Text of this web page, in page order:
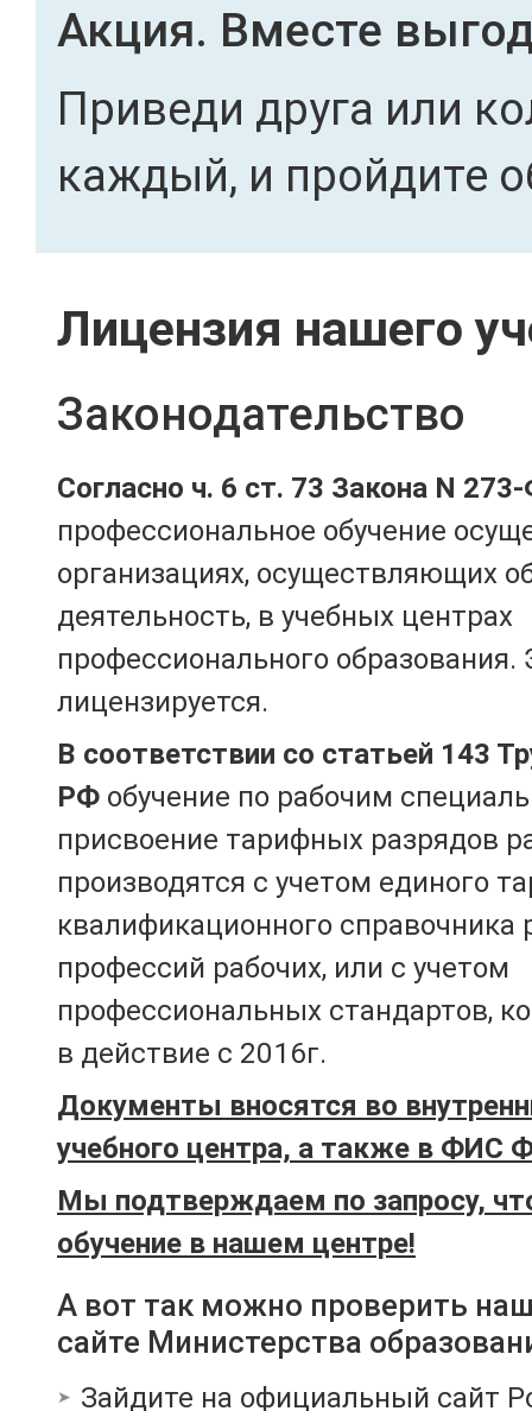
Акция. Вместе
Приведи друга или
каждый, и пройдите
Лицензия нашего
Законодательство
Согласно ч. 6 ст. 73 Закона N
профессиональное обучение
организациях, осуществляющих
деятельность, в учебных центрах
профессионального образования.
лицензируется.
В соответствии со статьей 143
РФ обучение по рабочим
присвоение тарифных разрядов
производятся с учетом единого
квалификационного справочника
профессий рабочих, или с учетом
профессиональных стандартов,
в действие с 2016г.
Документы вносятся во
учебного центра, а также в ФИС
Мы подтверждаем по запросу,
обучение в нашем центре!
А вот так можно проверить
сайте Министерства
Зайдите на официальный сайт